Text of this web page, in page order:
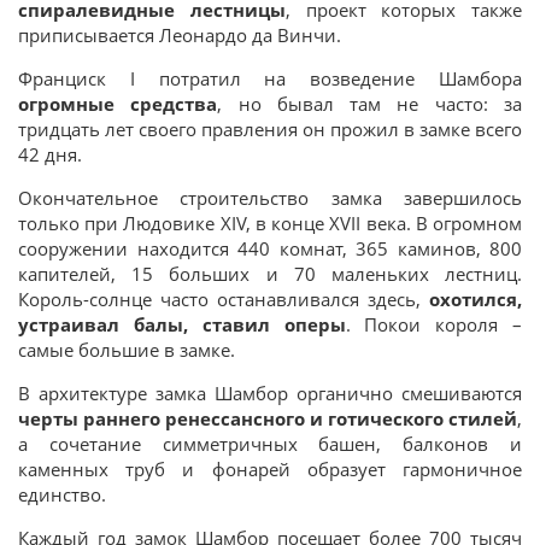
спиралевидные лестницы, проект которых также
приписывается Леонардо да Винчи.
Франциск I потратил на возведение Шамбора
огромные средства, но бывал там не часто: за
тридцать лет своего правления он прожил в замке всего
42 дня.
Окончательное строительство замка завершилось
только при Людовике XIV, в конце XVII века. В огромном
сооружении находится 440 комнат, 365 каминов, 800
капителей, 15 больших и 70 маленьких лестниц.
Король-солнце часто останавливался здесь, охотился,
устраивал балы, ставил оперы. Покои короля –
самые большие в замке.
В архитектуре замка Шамбор органично смешиваются
черты раннего ренессансного и готического стилей,
а сочетание симметричных башен, балконов и
каменных труб и фонарей образует гармоничное
единство.
Каждый год замок Шамбор посещает более 700 тысяч